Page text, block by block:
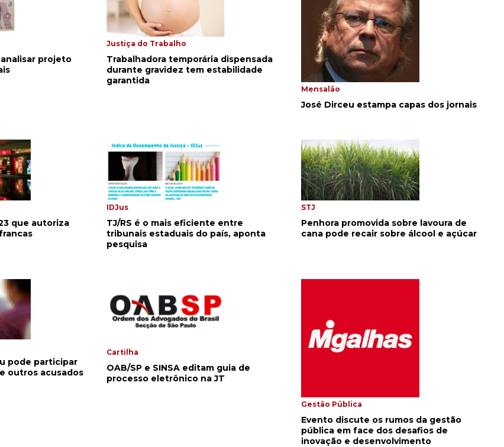
analisar projeto
Justiça do Trabalho
Trabalhadora temporária dispensada
durante gravidez tem estabilidade
garantida
Mensalão
José Dirceu estampa capas dos jornais
que autoriza
IDJus
TJ/RS é o mais eficiente entre
tribunais estaduais do país, aponta
pesquisa
STJ
Penhora promovida sobre lavoura de
cana pode recair sobre álcool e açúcar
pode participar
outros acusados
Cartilha
OAB/SP e SINSA editam guia de
processo eletrônico na JT
Gestão Pública
Evento discute os rumos da gestão
pública em face dos desafios de
inovação e desenvolvimento